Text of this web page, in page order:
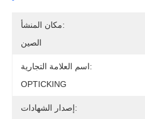
مكان المنشأ:
الصين
اسم العلامة التجارية:
OPTICKING
إصدار الشهادات: